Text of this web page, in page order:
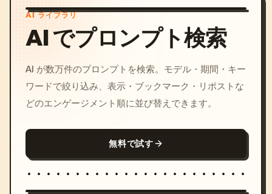
AI ライブラリ
AI でプロンプト検索
AI が数万件のプロンプトを検索。モデル・期間・キー
ワードで絞り込み、表示・ブックマーク・リポストな
どのエンゲージメント順に並び替えできます。
無料で試す